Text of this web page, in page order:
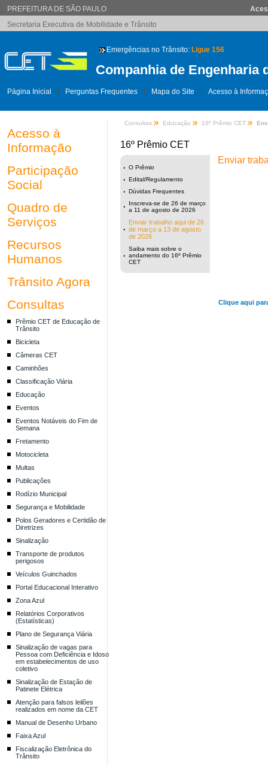
PREFEITURA DE SÃO PAULO
Secretaria Executiva de Mobilidade e Trânsito
Emergências no Trânsito: Ligue 156
Companhia de Engenharia
Página Inicial Perguntas Frequentes Mapa do Site Acesso à
Acesso à
Informação
Participação
Social
Quadro de
Serviços
Recursos
Humanos
Trânsito Agora
Consultas
Prêmio CET de Educação de
Trânsito
Bicicleta
Câmeras CET
Caminhões
Classificação Viária
Educação
Eventos
Eventos Notáveis do Fim de
Semana
Fretamento
Motocicleta
Multas
Publicações
Rodízio Municipal
Segurança e Mobilidade
Polos Geradores e Certidão de
Diretrizes
Sinalização
Transporte de produtos
perigosos
Veículos Guinchados
Portal Educacional Interativo
Zona Azul
Relatórios Corporativos
(Estatísticas)
Plano de Segurança Viária
Sinalização de vagas para
Pessoa com Deficiência e Idoso
em estabelecimentos de uso
coletivo
Sinalização de Estação de
Patinete Elétrica
Atenção para falsos leilões
realizados em nome da CET
Manual de Desenho Urbano
Faixa Azul
Fiscalização Eletrônica do
Trânsito
Consultas Educação 16º Prêmio CET
16º Prêmio CET
O Prêmio
Edital/Regulamento
Dúvidas Frequentes
Inscreva-se de 26 de março
a 11 de agosto de 2026
Enviar trabalho aqui de 26
de março a 13 de agosto
de 2026
Saiba mais sobre o
andamento do 16º Prêmio
CET
Enviar
Clique aqui